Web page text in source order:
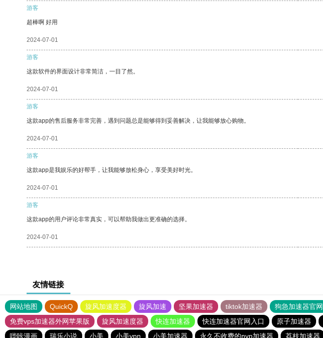
游客
超棒啊 好用
2024-07-01
游客
这款软件的界面设计非常简洁，一目了然。
2024-07-01
游客
这款app的售后服务非常完善，遇到问题总是能够得到妥善解决，让我能够放心购物。
2024-07-01
游客
这款app是我娱乐的好帮手，让我能够放松身心，享受美好时光。
2024-07-01
游客
这款app的用户评论非常真实，可以帮助我做出更准确的选择。
2024-07-01
友情链接
网站地图 QuickQ 旋风加速度器 旋风加速 坚果加速器 tiktok加速器 狗急加速器官网
免费vps加速器外网苹果版
旋风加速度器 快连加速器 快连加速器官网入口 原子加速器
哔咔漫画
瑞乐小说 小美 小美vpn 小美加速器 永久不收费的nvp加速器 荔枝加速器